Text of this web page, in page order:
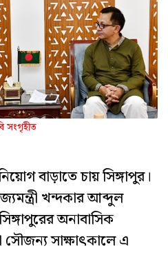
সংগৃহীত
বাড়াতে চায় সিঙ্গাপুর।
খন্দকার আব্দুল
অনাবাসিক
সাক্ষাৎকালে এ